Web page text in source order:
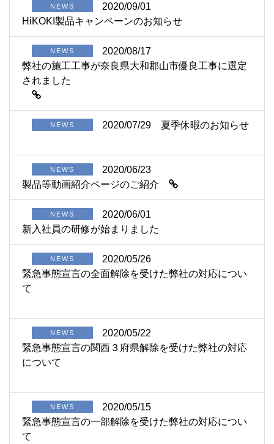
NEWS
2020/09/01
HiKOKI製品キャンペーンのお知らせ
NEWS
2020/08/17
弊社の施工工事が奈良県大和郡山市優良工事に選定
されました
NEWS 2020/07/29 夏季休暇のお知らせ
NEWS
2020/06/23
製品等動画紹介ページのご紹介
NEWS
2020/06/01
新入社員の研修が始まりました
NEWS
2020/05/26
緊急事態宣言の全面解除を受けた弊社の対応につい
て
NEWS
2020/05/22
緊急事態宣言の関西３府県解除を受けた弊社の対応
について
NEWS
2020/05/15
緊急事態宣言の一部解除を受けた弊社の対応につい
て